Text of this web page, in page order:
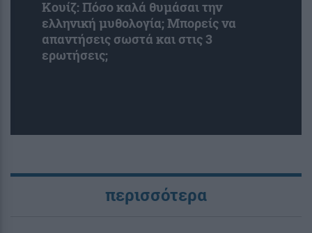
Κουίζ: Πόσο καλά θυμάσαι την
ελληνική μυθολογία; Μπορείς να
απαντήσεις σωστά και στις 3
ερωτήσεις;
περισσότερα